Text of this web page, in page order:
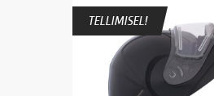
TELLIMISEL!